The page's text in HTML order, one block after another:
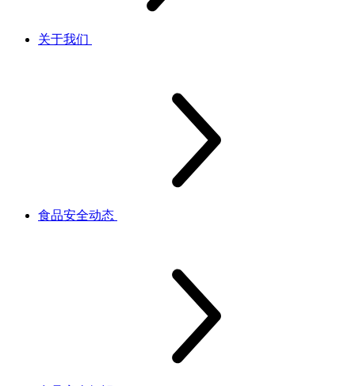
关于我们
食品安全动态